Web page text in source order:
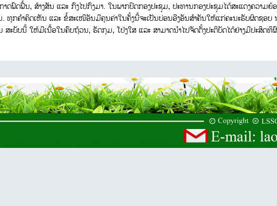
ດຟົດຟື້ນ, ສ້າງສັນ ແລະ ກົງໄປກົງມາ. ໃນພາກປິດກອງປະຊຸມ, ປະທານກອງປະຊຸມໄດ້ສະແດງຄວາມຍ້
ທຸກຄຳຄິດເຫັນ ແລະ ຂໍ້ສະເໜີອັນມີຄຸນຄ່າໃນຄັ້ງນີ້ຈະເປັນບ່ອນອີງອັນສຳຄັນໃຫ້ແກ່ຄະນະຮັບຜິດຊອບ
ສະບັບນີ້ ໃຫ້ມີເນື້ອໃນຄົບຖ້ວນ, ຮັດກຸມ, ໂປ່ງໃສ ແລະ ສາມາດນຳໄປຈັດຕັ້ງປະຕິບັດໄດ້ຢ່າງມີປະສິດທິ